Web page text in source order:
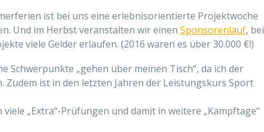
ist bei uns eine erlebnisorientierte Projektwoche
Und im Herbst veranstalten wir einen Sponsorenlauf, bei
viele Gelder erlaufen. (2016 waren es über 30.000 €!)
Schwerpunkte „gehen über meinen Tisch“, da ich der
ist in den letzten Jahren der Leistungskurs Sport
„Extra“-Prüfungen und damit in weitere „Kampftage“